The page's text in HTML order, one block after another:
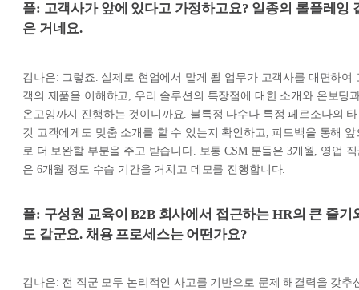
플: 고객사가 앞에 있다고 가정하고요? 일종의 롤플레잉
은 거네요.
김나은: 그렇죠. 실제로 현업에서 맡게 될 업무가 고객사를 대면하여
객의 제품을 이해하고, 우리 솔루션의 특장점에 대한 소개와 온보딩
온고잉까지 진행하는 것이니까요. 불특정 다수나 특정 페르소나의 타
깃 고객에게도 맞춤 소개를 할 수 있는지 확인하고, 피드백을 통해 앞
로 더 보완할 부분을 주고 받습니다. 보통 CSM 분들은 3개월, 영업 직
은 6개월 정도 수습 기간을 거치고 데모를 진행합니다.
플: 구성원 교육이 B2B 회사에서 접근하는 HR의 큰 줄기
도 같군요. 채용 프로세스는 어떤가요?
김나은: 전 직군 모두 논리적인 사고를 기반으로 문제 해결력을 갖추